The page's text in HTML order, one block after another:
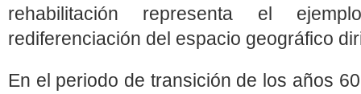
rehabilitación representa el
rediferenciación del espacio geográfico
En el periodo de transición de los años